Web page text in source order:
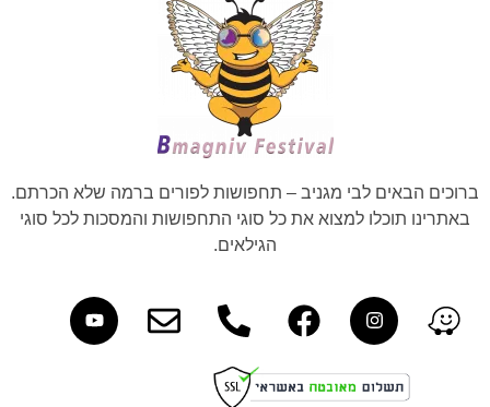
ברוכים הבאים לבי מגניב – תחפושות לפורים ברמה שלא הכרתם.
באתרינו תוכלו למצוא את כל סוגי התחפושות והמסכות לכל סוגי
הגילאים.